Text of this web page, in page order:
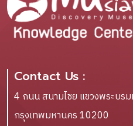
Contact Us :
4 ถนน สนามไชย แขวงพระบร
กรุงเทพมหานคร 10200